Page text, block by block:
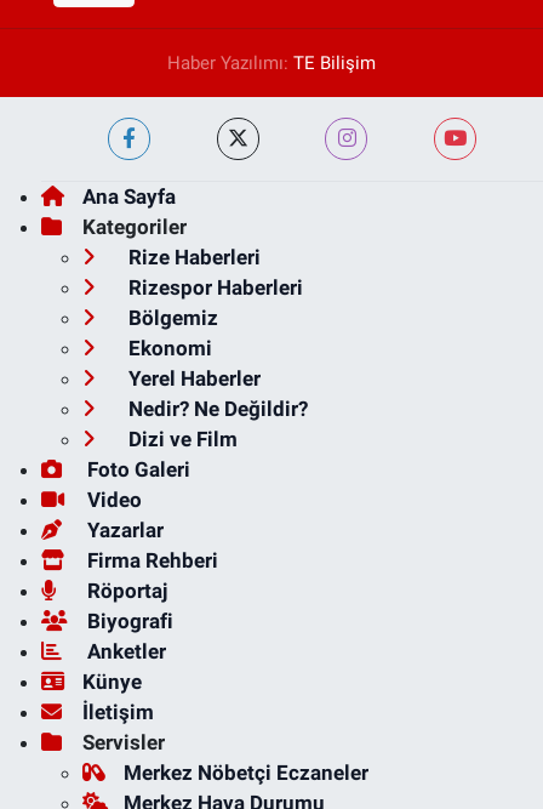
Haber Yazılımı: TE Bilişim
Ana Sayfa
Kategoriler
Rize Haberleri
Rizespor Haberleri
Bölgemiz
Ekonomi
Yerel Haberler
Nedir? Ne Değildir?
Dizi ve Film
Foto Galeri
Video
Yazarlar
Firma Rehberi
Röportaj
Biyografi
Anketler
Künye
İletişim
Servisler
Merkez Nöbetçi Eczaneler
Merkez Hava Durumu